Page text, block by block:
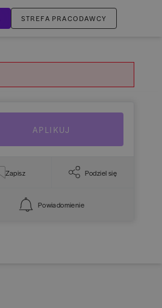
STREFA PRACODAWCY
APLIKUJ
Zapisz Podziel się
Powiadomienie